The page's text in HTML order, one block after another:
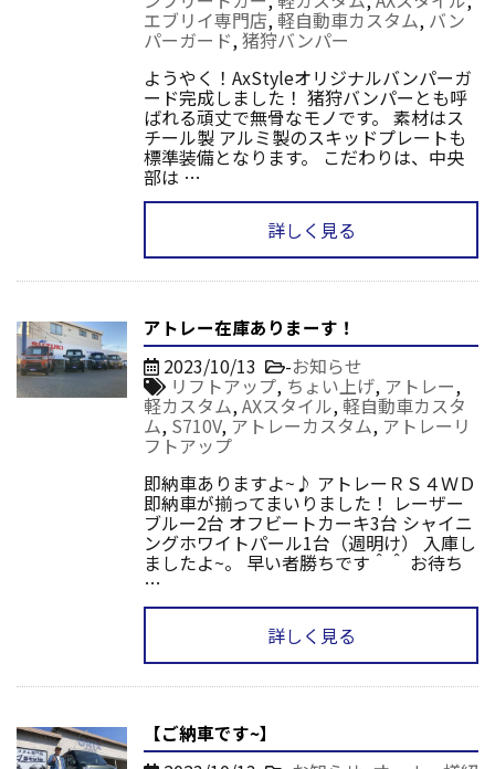
エブリイ専門店, 軽自動車カスタム, バン
パーガード,猪狩バンパー
ようやく！AxStyleオリジナルバンパーガ
ード完成しました！ 猪狩バンパーとも呼
ばれる頑丈で無骨なモノです。 素材はス
チール製 アルミ製のスキッドプレートも
標準装備となります。 こだわりは、中央
部は …
詳しく見る
アトレー在庫ありまーす！
2023/10/13 -お知らせ
リフトアップ, ちょい上げ, アトレー,
軽カスタム,AXスタイル, 軽自動車カスタ
ム, S710V, アトレーカスタム, アトレーリ
フトアップ
即納車ありますよ~♪ アトレーＲＳ４ＷＤ
即納車が揃ってまいりました！ レーザー
ブルー2台 オフビートカーキ3台 シャイニ
ングホワイトパール1台（週明け） 入庫し
ましたよ~。 早い者勝ちです＾＾ お待ち
…
詳しく見る
【ご納車です~】